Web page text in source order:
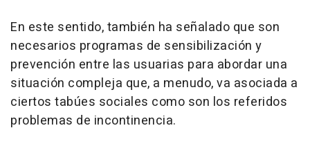
En este sentido, también ha señalado que son
necesarios programas de sensibilización y
prevención entre las usuarias para abordar una
situación compleja que, a menudo, va asociada a
ciertos tabúes sociales como son los referidos
problemas de incontinencia.